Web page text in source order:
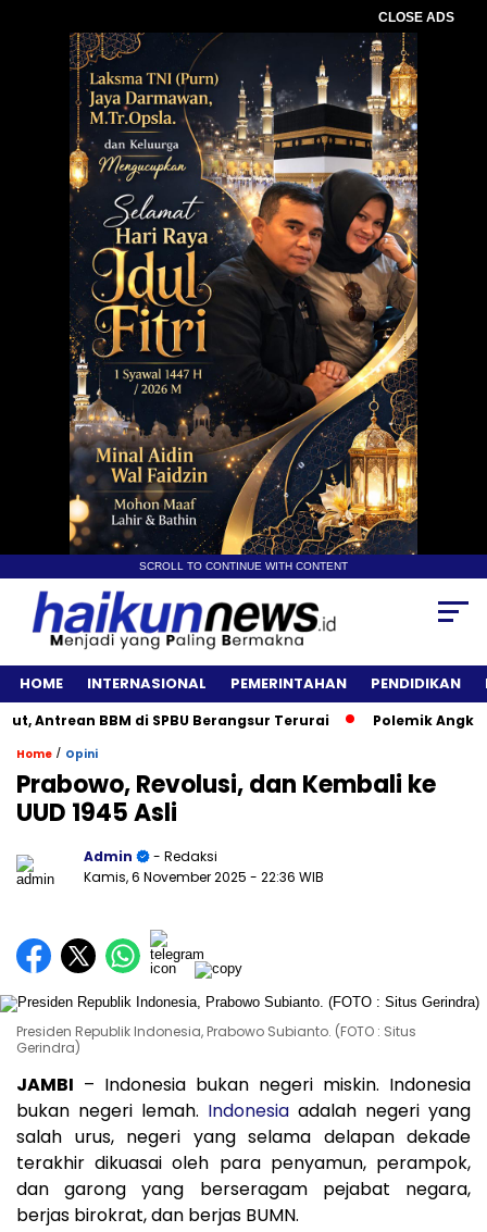
CLOSE ADS
SCROLL TO CONTINUE WITH CONTENT
HOME INTERNASIONAL PEMERINTAHAN PENDIDIKAN
BBM di SPBU Berangsur Terurai Polemik Angkutan
Home / Opini
Prabowo, Revolusi, dan Kembali ke
UUD 1945 Asli
Admin
- Redaksi
Kamis, 6 November 2025 - 22:36 WIB
Presiden Republik Indonesia, Prabowo Subianto. (FOTO : Situs
Gerindra)
JAMBI – Indonesia bukan negeri miskin. Indonesia
bukan negeri lemah. Indonesia adalah negeri yang
salah urus, negeri yang selama delapan dekade
terakhir dikuasai oleh para penyamun, perampok,
dan garong yang berseragam pejabat negara,
berjas birokrat, dan berjas BUMN.